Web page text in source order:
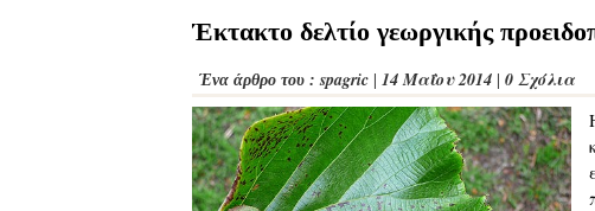
Έκτακτο δελτίο γεωργικής
Ένα άρθρο του :spagric 14 Μαΐου 2014 0 Σχόλια